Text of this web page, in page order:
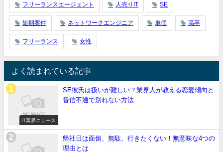
フリーランスエージェント 人売りIT SE
短期案件 ネットワークエンジニア 単価 高卒
フリーランス 女性
よく読まれている記事
IT業界ニュース
SE彼氏は扱いが難しい？業界人が教える恋愛傾向と
音信不通で別れない方法
帰社日は面倒、無駄、行きたくない！無意味な4つの
理由とは